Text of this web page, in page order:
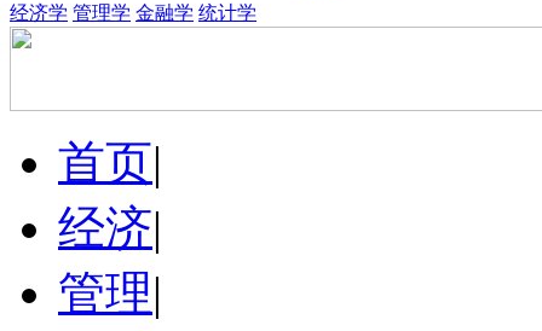
经济学 管理学 金融学 统计学
首页|
经济|
管理|